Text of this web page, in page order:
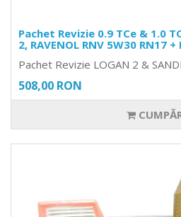
Pachet Revizie 0.9 TCe & 1.0
2, RAVENOL RNV 5W30 RN17
Pachet Revizie LOGAN 2 &
508,00 RON